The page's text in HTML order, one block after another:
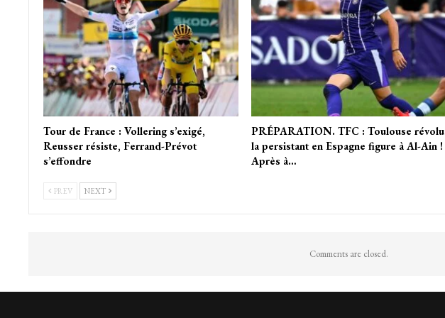
Tour de France : Vollering s’exigé,
Reusser résiste, Ferrand-Prévot
s’effondre
PRÉPARATION. TFC : Toulouse révolu
la persistant en Espagne figure à Al-Ain !
Après à…
PREV NEXT
Comments are closed.